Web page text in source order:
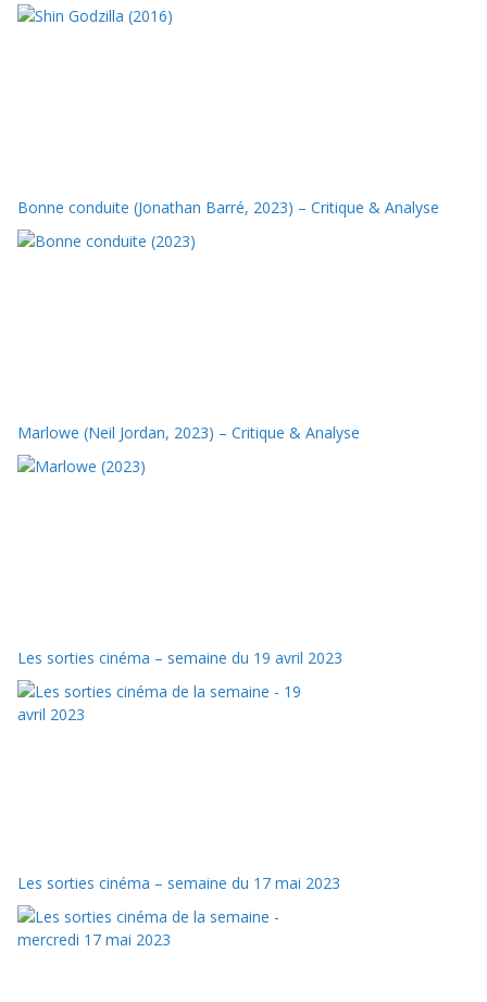
Bonne conduite (Jonathan Barré, 2023) – Critique & Analyse
Marlowe (Neil Jordan, 2023) – Critique & Analyse
Les sorties cinéma – semaine du 19 avril 2023
Les sorties cinéma – semaine du 17 mai 2023